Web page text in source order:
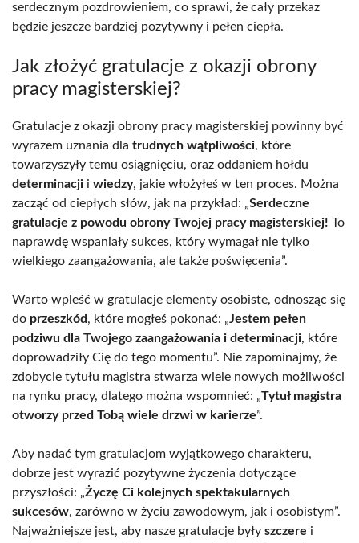
serdecznym pozdrowieniem, co sprawi, że cały przekaz
będzie jeszcze bardziej pozytywny i pełen ciepła.
Jak złożyć gratulacje z okazji obrony
pracy magisterskiej?
Gratulacje z okazji obrony pracy magisterskiej powinny być
wyrazem uznania dla trudnych wątpliwości, które
towarzyszyły temu osiągnięciu, oraz oddaniem hołdu
determinacji i wiedzy, jakie włożyłeś w ten proces. Można
zacząć od ciepłych słów, jak na przykład: „Serdeczne
gratulacje z powodu obrony Twojej pracy magisterskiej! To
naprawdę wspaniały sukces, który wymagał nie tylko
wielkiego zaangażowania, ale także poświęcenia”.
Warto wpleść w gratulacje elementy osobiste, odnosząc się
do przeszkód, które mogłeś pokonać: „Jestem pełen
podziwu dla Twojego zaangażowania i determinacji, które
doprowadziły Cię do tego momentu”. Nie zapominajmy, że
zdobycie tytułu magistra stwarza wiele nowych możliwości
na rynku pracy, dlatego można wspomnieć: „Tytuł magistra
otworzy przed Tobą wiele drzwi w karierze”.
Aby nadać tym gratulacjom wyjątkowego charakteru,
dobrze jest wyrazić pozytywne życzenia dotyczące
przyszłości: „Życzę Ci kolejnych spektakularnych
sukcesów, zarówno w życiu zawodowym, jak i osobistym”.
Najważniejsze jest, aby nasze gratulacje były szczere i